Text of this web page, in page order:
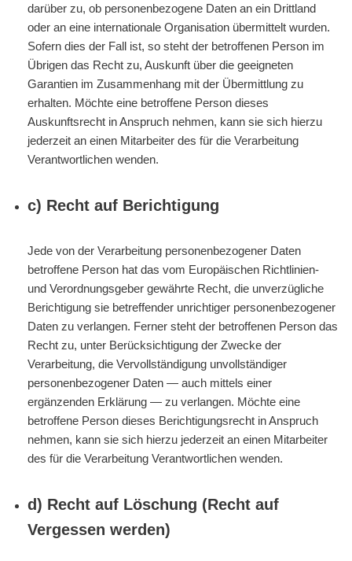
darüber zu, ob personenbezogene Daten an ein Drittland
oder an eine internationale Organisation übermittelt wurden.
Sofern dies der Fall ist, so steht der betroffenen Person im
Übrigen das Recht zu, Auskunft über die geeigneten
Garantien im Zusammenhang mit der Übermittlung zu
erhalten. Möchte eine betroffene Person dieses
Auskunftsrecht in Anspruch nehmen, kann sie sich hierzu
jederzeit an einen Mitarbeiter des für die Verarbeitung
Verantwortlichen wenden.
c) Recht auf Berichtigung
Jede von der Verarbeitung personenbezogener Daten
betroffene Person hat das vom Europäischen Richtlinien-
und Verordnungsgeber gewährte Recht, die unverzügliche
Berichtigung sie betreffender unrichtiger personenbezogener
Daten zu verlangen. Ferner steht der betroffenen Person das
Recht zu, unter Berücksichtigung der Zwecke der
Verarbeitung, die Vervollständigung unvollständiger
personenbezogener Daten — auch mittels einer
ergänzenden Erklärung — zu verlangen. Möchte eine
betroffene Person dieses Berichtigungsrecht in Anspruch
nehmen, kann sie sich hierzu jederzeit an einen Mitarbeiter
des für die Verarbeitung Verantwortlichen wenden.
d) Recht auf Löschung (Recht auf
Vergessen werden)